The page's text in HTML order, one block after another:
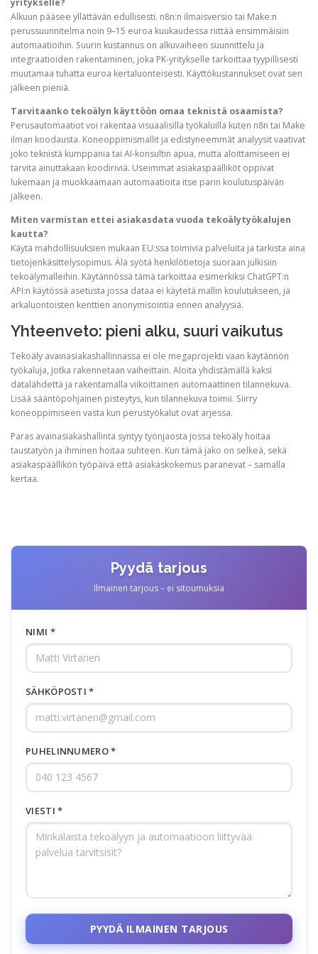
Alkuun pääsee yllättävän edullisesti. n8n:n ilmaisversio tai Make:n
perussuunnitelma noin 9–15 euroa kuukaudessa riittää ensimmäisiin
automaatioihin. Suurin kustannus on alkuvaiheen suunnittelu ja
integraatioiden rakentaminen, joka PK-yritykselle tarkoittaa tyypillisesti
muutamaa tuhatta euroa kertaluonteisesti. Käyttökustannukset ovat sen
jälkeen pieniä.
Tarvitaanko tekoälyn käyttöön omaa teknistä osaamista?
Perusautomaatiot voi rakentaa visuaalisilla työkaluilla kuten n8n tai Make
ilman koodausta. Koneoppimismallit ja edistyneemmät analyysit vaativat
joko teknistä kumppania tai AI-konsultin apua, mutta aloittamiseen ei
tarvita ainuttakaan koodiriviä. Useimmat asiakaspäälliköt oppivat
lukemaan ja muokkaamaan automaatioita itse parin koulutuspäivän
jälkeen.
Miten varmistan ettei asiakasdata vuoda tekoälytyökalujen
kautta?
Käytä mahdollisuuksien mukaan EU:ssa toimivia palveluita ja tarkista aina
tietojenkäsittelysopimus. Älä syötä henkilötietoja suoraan julkisiin
tekoälymalleihin. Käytännössä tämä tarkoittaa esimerkiksi ChatGPT:n
API:n käytössä asetusta jossa dataa ei käytetä mallin koulutukseen, ja
arkaluontoisten kenttien anonymisointia ennen analyysiä.
Yhteenveto: pieni alku, suuri vaikutus
Tekoäly avainasiakashallinnassa ei ole megaprojekti vaan käytännön
työkaluja, jotka rakennetaan vaiheittain. Aloita yhdistämällä kaksi
datalähdettä ja rakentamalla viikoittainen automaattinen tilannekuva.
Lisää sääntöpohjainen pisteytys, kun tilannekuva toimii. Siirry
koneoppimiseen vasta kun perustyökalut ovat arjessa.
Paras avainasiakashallinta syntyy työnjaosta jossa tekoäly hoitaa
taustatyön ja ihminen hoitaa suhteen. Kun tämä jako on selkeä, sekä
asiakaspäällikön työpäivä että asiakaskokemus paranevat – samalla
kertaa.
Pyydä tarjous
Ilmainen tarjous – ei sitoumuksia
NIMI *
SÄHKÖPOSTI *
PUHELINNUMERO *
VIESTI *
PYYDÄ ILMAINEN TARJOUS